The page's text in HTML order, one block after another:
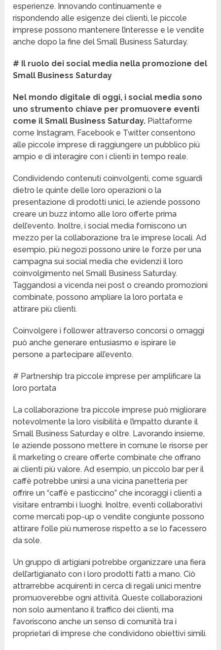
esperienze. Innovando continuamente e
rispondendo alle esigenze dei clienti, le piccole
imprese possono mantenere l’interesse e le vendite
anche dopo la fine del Small Business Saturday.
# Il ruolo dei social media nella promozione del
Small Business Saturday
Nel mondo digitale di oggi, i social media sono
uno strumento chiave per promuovere eventi
come il Small Business Saturday. Piattaforme
come Instagram, Facebook e Twitter consentono
alle piccole imprese di raggiungere un pubblico più
ampio e di interagire con i clienti in tempo reale.
Condividendo contenuti coinvolgenti, come sguardi
dietro le quinte delle loro operazioni o la
presentazione di prodotti unici, le aziende possono
creare un buzz intorno alle loro offerte prima
dell’evento. Inoltre, i social media forniscono un
mezzo per la collaborazione tra le imprese locali. Ad
esempio, più negozi possono unire le forze per una
campagna sui social media che evidenzi il loro
coinvolgimento nel Small Business Saturday.
Taggandosi a vicenda nei post o creando promozioni
combinate, possono ampliare la loro portata e
attirare più clienti.
Coinvolgere i follower attraverso concorsi o omaggi
può anche generare entusiasmo e ispirare le
persone a partecipare all’evento.
# Partnership tra piccole imprese per amplificare la
loro portata
La collaborazione tra piccole imprese può migliorare
notevolmente la loro visibilità e l’impatto durante il
Small Business Saturday e oltre. Lavorando insieme,
le aziende possono mettere in comune le risorse per
il marketing o creare offerte combinate che offrano
ai clienti più valore. Ad esempio, un piccolo bar per il
caffè potrebbe unirsi a una vicina panetteria per
offrire un “caffè e pasticcino” che incoraggi i clienti a
visitare entrambi i luoghi. Inoltre, eventi collaborativi
come mercati pop-up o vendite congiunte possono
attirare folle più numerose rispetto a se lo facessero
da sole.
Un gruppo di artigiani potrebbe organizzare una fiera
dell’artigianato con i loro prodotti fatti a mano. Ciò
attrarrebbe acquirenti in cerca di regali unici mentre
promuoverebbe ogni attività. Queste collaborazioni
non solo aumentano il traffico dei clienti, ma
favoriscono anche un senso di comunità tra i
proprietari di imprese che condividono obiettivi simili.